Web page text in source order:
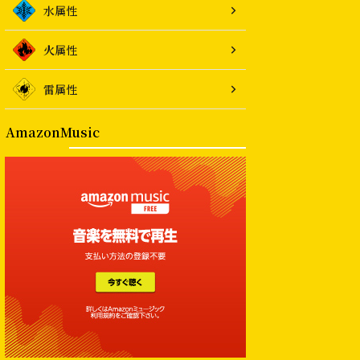
水属性
火属性
雷属性
AmazonMusic